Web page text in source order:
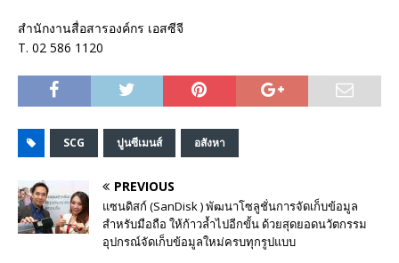
สำนักงานสื่อสารองค์กร เอสซีจี
T. 02 586 1120
SCG ปูนซีเมนส์ อสังหา
PREVIOUS
แซนดิสก์ (SanDisk ) พัฒนาโซลูชั่นการจัดเก็บข้อมูล
สำหรับมือถือ ให้ก้าวล้ำไปอีกขั้น ด้วยสุดยอดนวัตกรรม
อุปกรณ์จัดเก็บข้อมูลใหม่ครบทุกรูปแบบ